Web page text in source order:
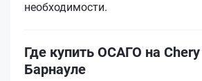
необходимости.
Где купить ОСАГО на
Барнауле